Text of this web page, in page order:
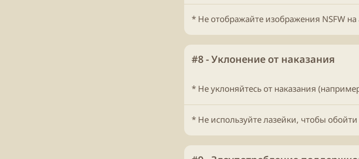
* Не отображайте изображения NSFW на
#8 - Уклонение от наказания
* Не уклоняйтесь от наказания
* Не используйте лазейки, чтобы